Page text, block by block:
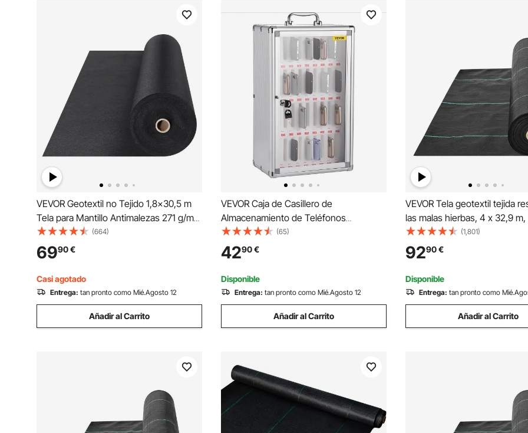
VEVOR Geotextil no Tejido 1,8x30,5 m
Tela para Mantillo Antimalezas 271 g/m²
Tela Permeable Resistente al Desgarro
para Pasarelas para Sistemas de
Drenaje, Paisajismo, Cobertura del
Suelo, Color Negro
(664)
6990€
Casi agotado
Entrega: tan pronto como Mié.Agosto 12
Añadir al Carrito
VEVOR Caja de Casillero de
Almacenamiento de Teléfonos
32x20x51 cm Caja de Administración de
Celular Cojinete de Carga 20 kg Caja de
Almacenamiento de Teléfonos con 36
Ranuras y 2 Llaves para Clases
(65)
4290€
Disponible
Entrega: tan pronto como Mié.Agosto 12
Añadir al Carrito
VEVOR Tela geotextil tejida
las malas hierbas, 4 x 32,9 m,
geotextil tejida debajo de
estera de malas hierbas, tela
tela de control de malas
(1,801)
9290€
Disponible
Entrega: tan pronto como
Añadir al Carrito